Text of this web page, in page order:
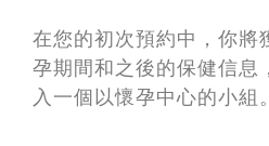
在您的初次預約中，你將
孕期間和之後的保健信息
入一個以懷孕中心的小組。